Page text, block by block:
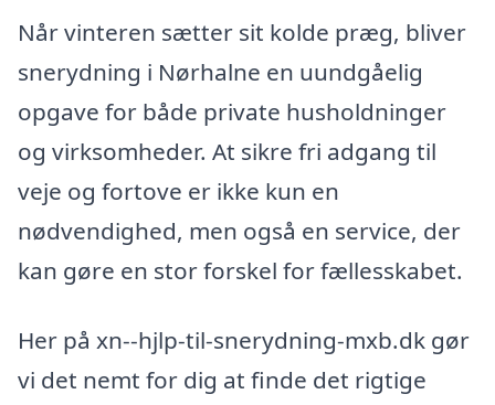
Når vinteren sætter sit kolde præg, bliver
snerydning i Nørhalne en uundgåelig
opgave for både private husholdninger
og virksomheder. At sikre fri adgang til
veje og fortove er ikke kun en
nødvendighed, men også en service, der
kan gøre en stor forskel for fællesskabet.
Her på xn--hjlp-til-snerydning-mxb.dk gør
vi det nemt for dig at finde det rigtige